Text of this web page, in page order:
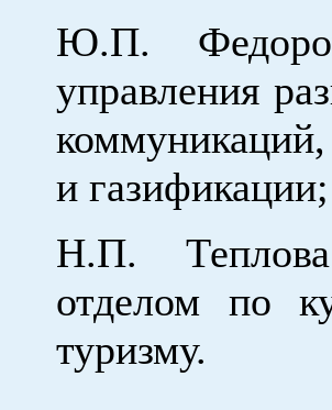
Ю.П.
управления
и газификации;
Н.П.
отделом по
туризму.